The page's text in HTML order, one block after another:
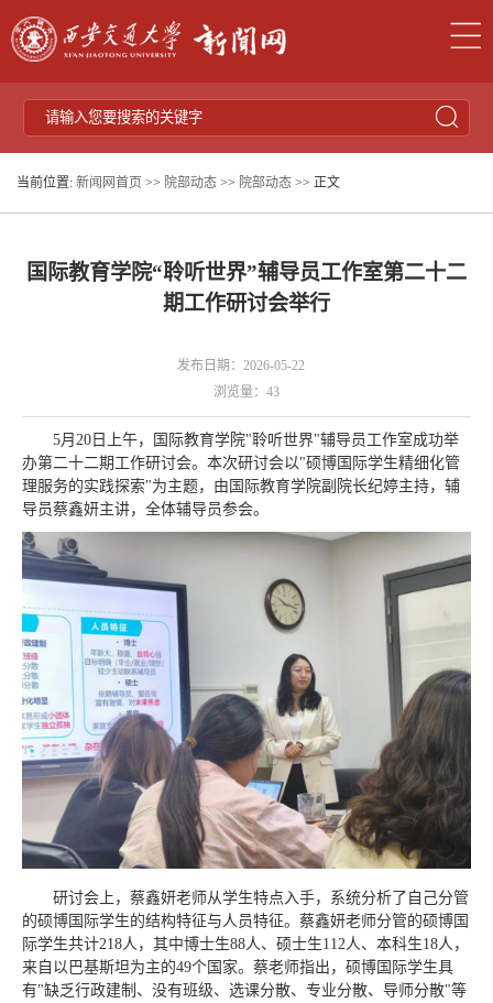
当前位置: 新闻网首页 >> 院部动态 >> 院部动态 >> 正文
国际教育学院“聆听世界”辅导员工作室第二十二
期工作研讨会举行
发布日期：2026-05-22
浏览量： 43
5月20日上午，国际教育学院"聆听世界"辅导员工作室成功举
办第二十二期工作研讨会。本次研讨会以"硕博国际学生精细化管
理服务的实践探索"为主题，由国际教育学院副院长纪婷主持，辅
导员蔡鑫妍主讲，全体辅导员参会。
研讨会上，蔡鑫妍老师从学生特点入手，系统分析了自己分管
的硕博国际学生的结构特征与人员特征。蔡鑫妍老师分管的硕博国
际学生共计218人，其中博士生88人、硕士生112人、本科生18人，
来自以巴基斯坦为主的49个国家。蔡老师指出，硕博国际学生具
有"缺乏行政建制、没有班级、选课分散、专业分散、导师分散"等